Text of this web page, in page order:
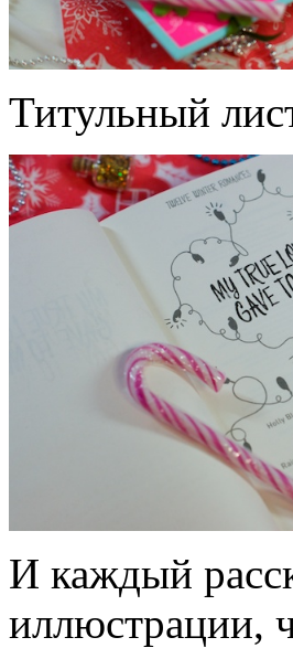
Титульный
И каждый
иллюстрации,